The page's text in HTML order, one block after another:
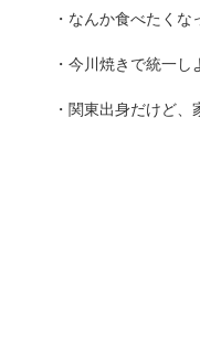
・なんか食べたくな
・今川焼きで統一し
・関東出身だけど